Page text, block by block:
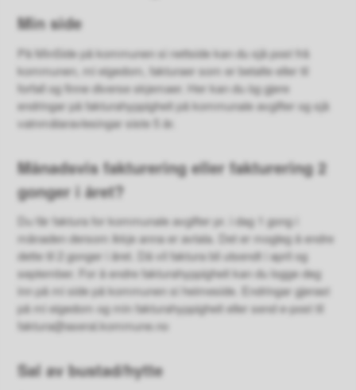
Min side
På MinSide på kommunen si nettside kan du sjå post frå
kommunen, mi eigedom, fakturaer som er betalte eller til
forfall og finne diverse skjemaer. Her kan du òg gjere
endringar på fakturahyppigheit på kommunale avgifter og sjå
vatnmålaravlesingar siste 5 år.
Månadsvis fakturering eller fakturering 2
gonger i året?
Du får faktura for kommunale avgifter pr. i dag 1 gong i
månaden dersom ikkje anna er avtala. Det er mogleg å endre
dette til 2 gonger i året. Då vil faktura bli utsendt i april og
september. For å endre fakturahyppigheit kan du logge deg
inn på mi side på kommunen si heimeside. Endringar gjerast
på mi eigedom og min fakturahyppigheit eller send e-post til
faktura@aseral.kommune.no
Sal av bustad/hytte